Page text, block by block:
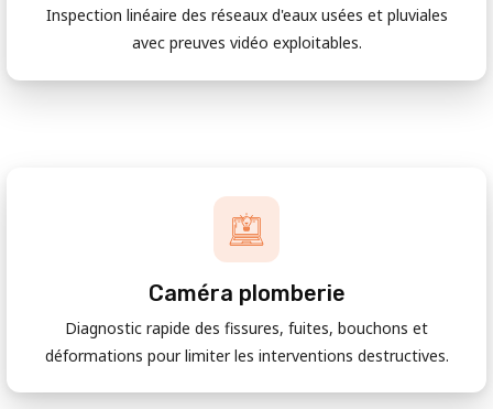
Inspection linéaire des réseaux d'eaux usées et pluviales
avec preuves vidéo exploitables.
Caméra plomberie
Diagnostic rapide des fissures, fuites, bouchons et
déformations pour limiter les interventions destructives.